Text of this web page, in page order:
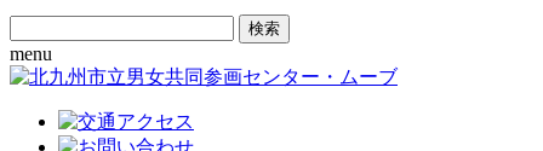
Search
for:
menu